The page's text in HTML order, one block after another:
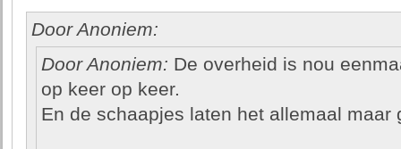
Door Anoniem:
Door Anoniem: De overheid is nou
op keer op keer.
En de schaapjes laten het allemaal maar